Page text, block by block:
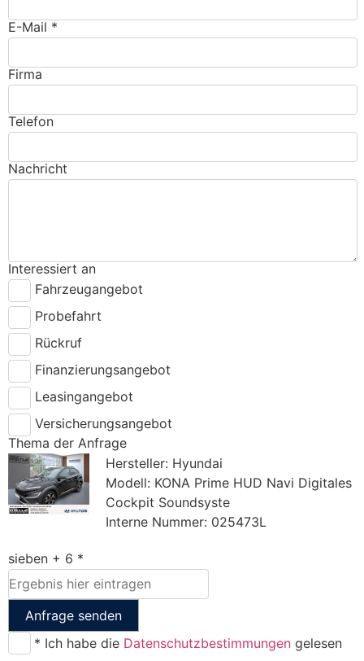
E-Mail *
Firma
Telefon
Nachricht
Interessiert an
Fahrzeugangebot
Probefahrt
Rückruf
Finanzierungsangebot
Leasingangebot
Versicherungsangebot
Thema der Anfrage
Hersteller: Hyundai
Modell: KONA Prime HUD Navi Digitales
Cockpit Soundsyste
Interne Nummer: 025473L
sieben + 6 *
Anfrage senden
* Ich habe die Datenschutzbestimmungen gelesen